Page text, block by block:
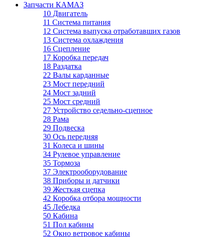
Запчасти КАМАЗ
10 Двигатель
11 Система питания
12 Система выпуска отработавших газов
13 Система охлаждения
16 Сцепление
17 Коробка передач
18 Раздатка
22 Валы карданные
23 Мост передний
24 Мост задний
25 Мост средний
27 Устройство седельно-сцепное
28 Рама
29 Подвеска
30 Ось передняя
31 Колеса и шины
34 Рулевое управление
35 Тормоза
37 Электрооборудование
38 Приборы и датчики
39 Жесткая сцепка
42 Коробка отбора мощности
45 Лебедка
50 Кабина
51 Пол кабины
52 Окно ветровое кабины